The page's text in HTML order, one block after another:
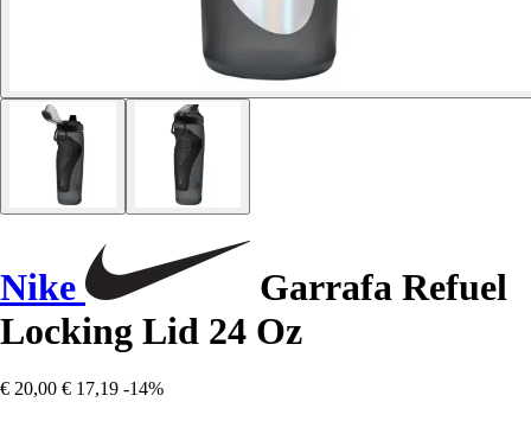
Nike
Garrafa Refuel
Locking Lid 24 Oz
€ 20,00 € 17,19 -14%